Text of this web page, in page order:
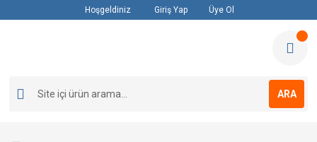
Hoşgeldiniz Giriş Yap Üye Ol
ARA